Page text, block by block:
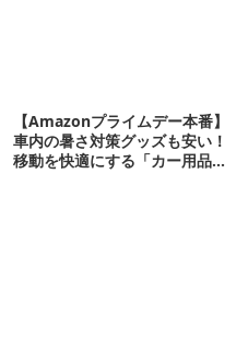
【Amazonプライムデー本番】
車内の暑さ対策グッズも安い！
移動を快適にする「カー用品」